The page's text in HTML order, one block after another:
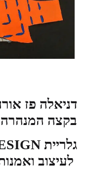
דניאלה פז
בקצה
גלריית
לעיצוב